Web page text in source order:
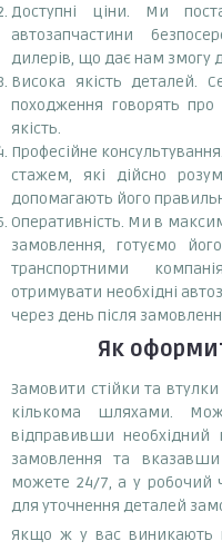
Доступні ціни. Ми
автозапчастини
дилерів, що дає нам змогу
Висока якість деталей.
походження говорять про
якість.
Професійне
стажем, які дійсно
допомагають його
Оперативність. Ми в
замовлення, готуємо
транспортними
отримувати необхідні
через день після
Як
Замовити стійки та
кількома шляхами.
відправивши
замовлення та
можете 24/7, а у робочий
для уточнення деталей
Якщо ж у вас виникають